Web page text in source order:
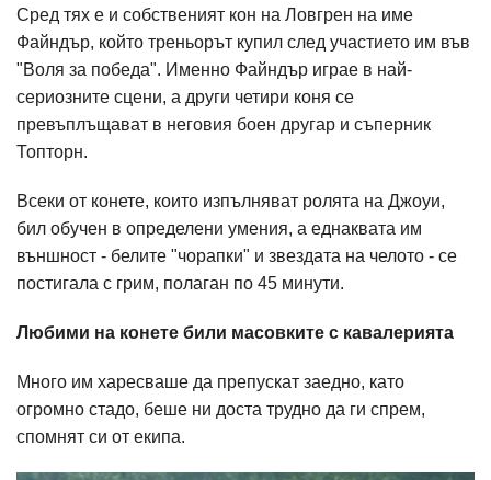
Сред тях е и собственият кон на Ловгрен на име
Файндър, който треньорът купил след участието им във
"Воля за победа". Именно Файндър играе в най-
сериозните сцени, а други четири коня се
превъплъщават в неговия боен другар и съперник
Топторн.
Всеки от конете, които изпълняват ролята на Джоуи,
бил обучен в определени умения, а еднаквата им
външност - белите "чорапки" и звездата на челото - се
постигала с грим, полаган по 45 минути.
Любими на конете били масовките с кавалерията
Много им харесваше да препускат заедно, като
огромно стадо, беше ни доста трудно да ги спрем,
спомнят си от екипа.